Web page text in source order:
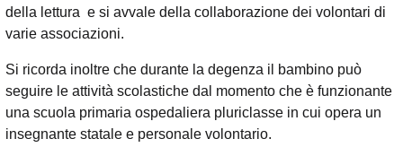
della lettura e si avvale della collaborazione dei volontari di
varie associazioni.
Si ricorda inoltre che durante la degenza il bambino può
seguire le attività scolastiche dal momento che è funzionante
una scuola primaria ospedaliera pluriclasse in cui opera un
insegnante statale e personale volontario.